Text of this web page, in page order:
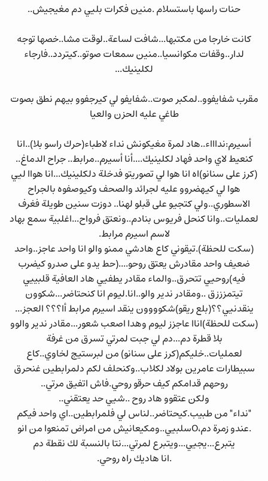
حنات راسها باستسلام .منين فكرات بليي دم مغيجيش..
كانت خارجا من مكتبها...شافت لساعة..لوقت مشا..خصها توجه
لدار..وقفات مكوانسيا..منين سمعات صوتو..كيتردد..فارجاء
لكلينيك...
مقرب شفايفوو..لمكبر صوت..شفايفو لي كيرجفوو بيهم نطق بصوت
طاغي عليه الحزن والعيا
أسيرم:نداااء..هاد لمرة مغيكونش نداء لاطباء(حرك راسو بلا)..انا
كنعيط لاي واحد فهاد لكلينيك....أنا أسيرم..مرابط.. جراح الدماغ..
(كرز على سنانو)اه انا هوا لي تصوريتو فدخلة دلكلينيك...انا هواا ليي
هوا لي كيهضروو عليه لجرائد والصحف وكيوصفوه بالجراح
الاسطوري..ولي كتجيو على قبلو لهنا.. دوزت سنين طويلة فغرف
لعمليات..وانا كنحل فريوس بنادم..ونعتق فرواح...اغلبية سمع بهاد
لاسم اسيرم مرابط.
(سكت للحظة).تيقوني كاع هادشي ممنو والو انا واحد عاجز..واحد
ضعيف واحد مقادرش يعتق روحو....(حط يدو على صدرو كيضرب
فيه)روحيي تتحرق..والماء مقادر يطفيي هاد العافية قلبييي
تيتمزززق ..ومقادر ندير والو..انا.ليوم انا كنحتاضر...شكوون
ينقدنيي؟؟(بلع ريقو)شكوووون ينقد اسيرم مرابط أا؟؟؟ العجز...
(سكت للحظة)اناا عاجزز ليوم وهدا اصعب شعور...مقادر ندير والوو
بلا قطرة دم...دم لي جبت لمرتي تسرق من غرفة
لعمليات..خليكم(كرز على سنانو) من لبرستيج لخاوي..كاع
سبيطارات عامرين بولاد لكلاب..وكنحلف لكم دلمرابطين غنحرق
روحهم قدامكم كيف حرقو روحي.فاش اتفيق مرتي..
ولكن عتقوو هاد روح ..شيي حد يعتقني..
"نداء" من طبيب.كيحتاضر..لناس لي فلمرابطين..اي واحد فيكم
.عندو زمرة دم،Oسلبيي..ومكيعانيش من امراض تمنعوا من انو
يتبرع...يجيي...ويتبرع لمرتي...نتا بالنسبة لك نقطة دم
.انا هاديك راه روحي.